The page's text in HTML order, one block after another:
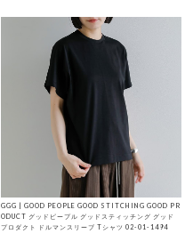
GGG | GOOD PEOPLE GOOD STITCHING GOOD PR
ODUCT グッドピープル グッドスティッチング グッド
プロダクト ドルマンスリーブ Tシャツ 02-01-1494